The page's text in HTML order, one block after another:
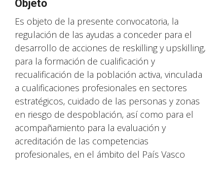
Objeto
Es objeto de la presente convocatoria, la
regulación de las ayudas a conceder para el
desarrollo de acciones de reskilling y upskilling,
para la formación de cualificación y
recualificación de la población activa, vinculada
a cualificaciones profesionales en sectores
estratégicos, cuidado de las personas y zonas
en riesgo de despoblación, así como para el
acompañamiento para la evaluación y
acreditación de las competencias
profesionales, en el ámbito del País Vasco